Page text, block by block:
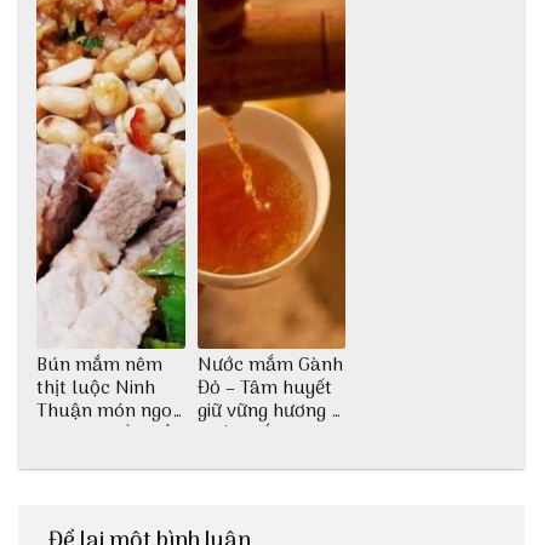
Bún mắm nêm
thịt luộc Ninh
Thuận món ngon
dân dã miền biển
Nước mắm Gành
Đỏ – Tâm huyết
giữ vững hương vị
nước mắm sau